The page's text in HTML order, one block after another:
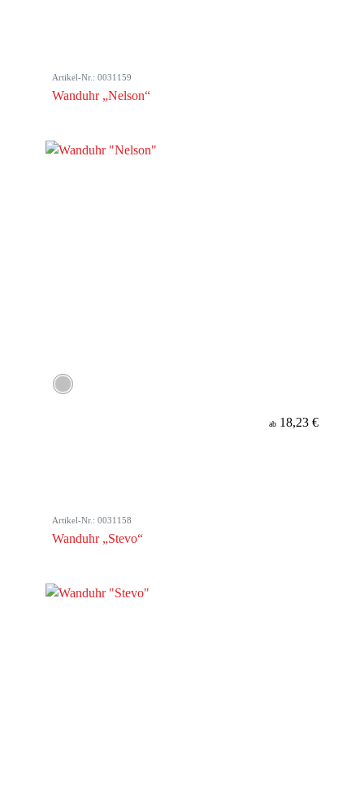
Artikel-Nr.: 0031159
Wanduhr „Nelson“
ab 18,23 €
Artikel-Nr.: 0031158
Wanduhr „Stevo“